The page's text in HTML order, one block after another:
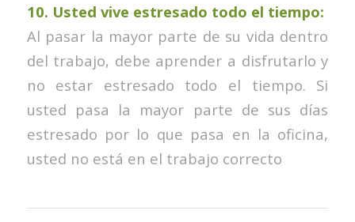
10. Usted vive estresado todo el tiempo:
Al pasar la mayor parte de su vida dentro
del trabajo, debe aprender a disfrutarlo y
no estar estresado todo el tiempo. Si
usted pasa la mayor parte de sus días
estresado por lo que pasa en la oficina,
usted no está en el trabajo correcto